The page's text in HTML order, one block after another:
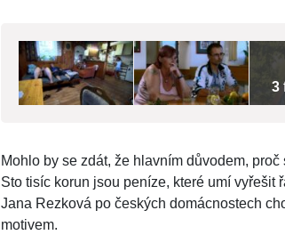
3
Mohlo by se zdát, že hlavním důvodem,
Sto tisíc korun jsou peníze, které umí vyřešit
Jana Rezková po českých domácnostech
motivem.